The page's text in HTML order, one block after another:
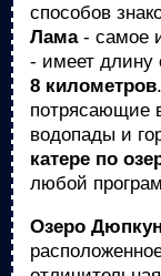
способов
Лама- самое
- имеет длину
8 километров
потрясающие
водопады и
катере по
любой
Озеро Дюпкун